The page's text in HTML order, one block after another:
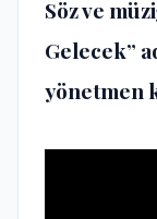
Söz ve
Gelecek”
yönetmen